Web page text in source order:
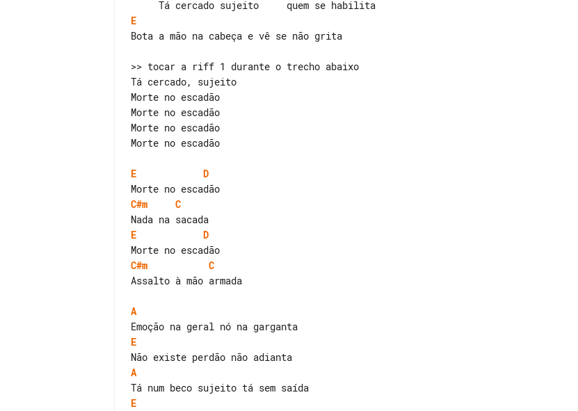
E
Bota a mão na cabeça e vê se não grita
>> tocar a riff 1 durante o trecho abaixo
Tá cercado, sujeito
Morte no escadão
Morte no escadão
Morte no escadão
Morte no escadão
E
D
C#m
C
E
D
C#m
C
Assalto à mão armada
A
E
A
E